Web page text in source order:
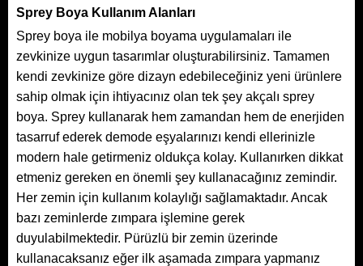
Sprey Boya Kullanım Alanları
Sprey boya ile mobilya boyama uygulamaları ile
zevkinize uygun tasarımlar oluşturabilirsiniz. Tamamen
kendi zevkinize göre dizayn edebileceğiniz yeni ürünlere
sahip olmak için ihtiyacınız olan tek şey akçalı sprey
boya. Sprey kullanarak hem zamandan hem de enerjiden
tasarruf ederek demode eşyalarınızı kendi ellerinizle
modern hale getirmeniz oldukça kolay. Kullanırken dikkat
etmeniz gereken en önemli şey kullanacağınız zemindir.
Her zemin için kullanım kolaylığı sağlamaktadır. Ancak
bazı zeminlerde zımpara işlemine gerek
duyulabilmektedir. Pürüzlü bir zemin üzerinde
kullanacaksanız eğer ilk aşamada zımpara yapmanız